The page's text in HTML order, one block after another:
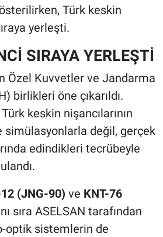
Türk keskin
yerleşti.
SIRAYA YERLEŞTİ
Özel Kuvvetler ve Jandarma
birlikleri öne çıkarıldı.
keskin nişancılarının
simülasyonlarla değil, gerçek
edindikleri tecrübeyle
(JNG-90) ve KNT-76
sıra ASELSAN tarafından
optik sistemlerin de